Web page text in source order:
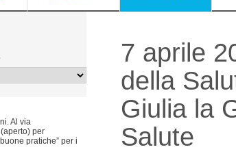
Al via
per
pratiche” per i
7 aprile
della
Giulia la
Salute